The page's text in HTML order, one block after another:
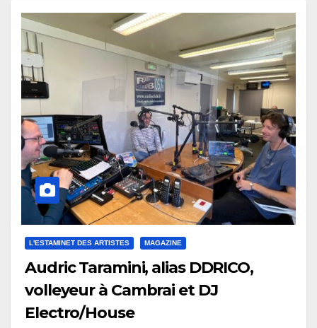
L'ESTAMINET DES ARTISTES MAGAZINE
Audric Taramini, alias DDRICO,
volleyeur à Cambrai et DJ
Electro/House